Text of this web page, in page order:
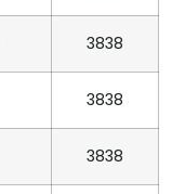
3838
3838
3838